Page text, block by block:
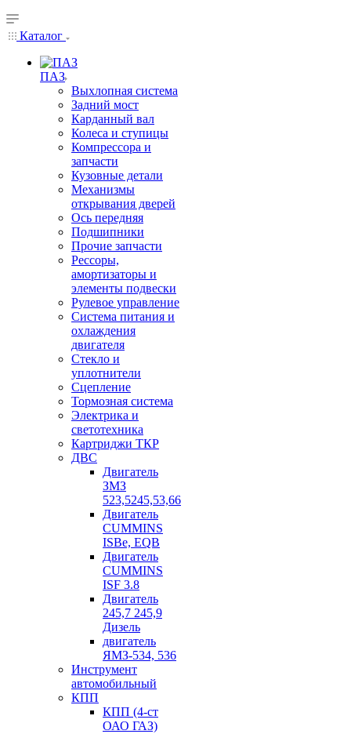
Каталог
ПАЗ
Выхлопная система
Задний мост
Карданный вал
Колеса и ступицы
Компрессора и
запчасти
Кузовные детали
Механизмы
открывания дверей
Ось передняя
Подшипники
Прочие запчасти
Рессоры,
амортизаторы и
элементы подвески
Рулевое управление
Система питания и
охлаждения
двигателя
Стекло и
уплотнители
Сцепление
Тормозная система
Электрика и
светотехника
Картриджи ТКР
ДВС
Двигатель
ЗМЗ
523,5245,53,66
Двигатель
CUMMINS
ISBe, EQB
Двигатель
CUMMINS
ISF 3.8
Двигатель
245,7 245,9
Дизель
двигатель
ЯМЗ-534, 536
Инструмент
автомобильный
КПП
КПП (4-ст
ОАО ГАЗ)